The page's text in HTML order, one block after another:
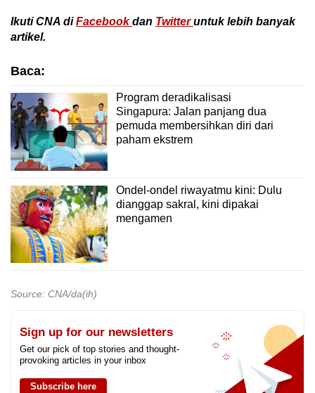
Ikuti CNA diFacebookdan Twitteruntuk lebih banyak
artikel.
Baca:
Program deradikalisasi
Singapura: Jalan panjang dua
pemuda membersihkan diri dari
paham ekstrem
Ondel-ondel riwayatmu kini: Dulu
dianggap sakral, kini dipakai
mengamen
Source: CNA/da(ih)
Sign up for our newsletters
Get our pick of top stories and thought-
provoking articles in your inbox
Subscribe here